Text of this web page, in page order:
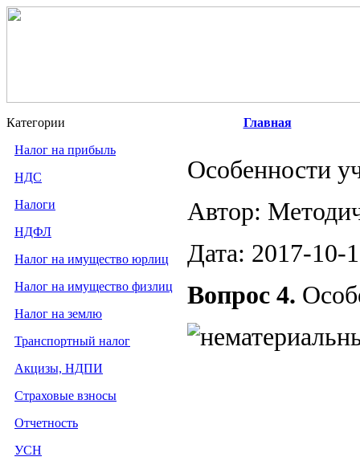
Категории
Налог на прибыль
НДС
Налоги
НДФЛ
Налог на имущество юрлиц
Налог на имущество физлиц
Налог на землю
Транспортный налог
Акцизы, НДПИ
Страховые взносы
Отчетность
УСН
Главная
Особенности
Автор:
Дата: 2017-10-
Вопрос 4.